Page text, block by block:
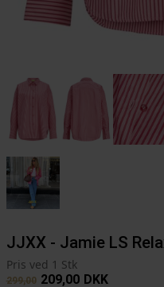
JJXX - Jamie LS
Pris ved 1 Stk
299,00 209,00 DKK